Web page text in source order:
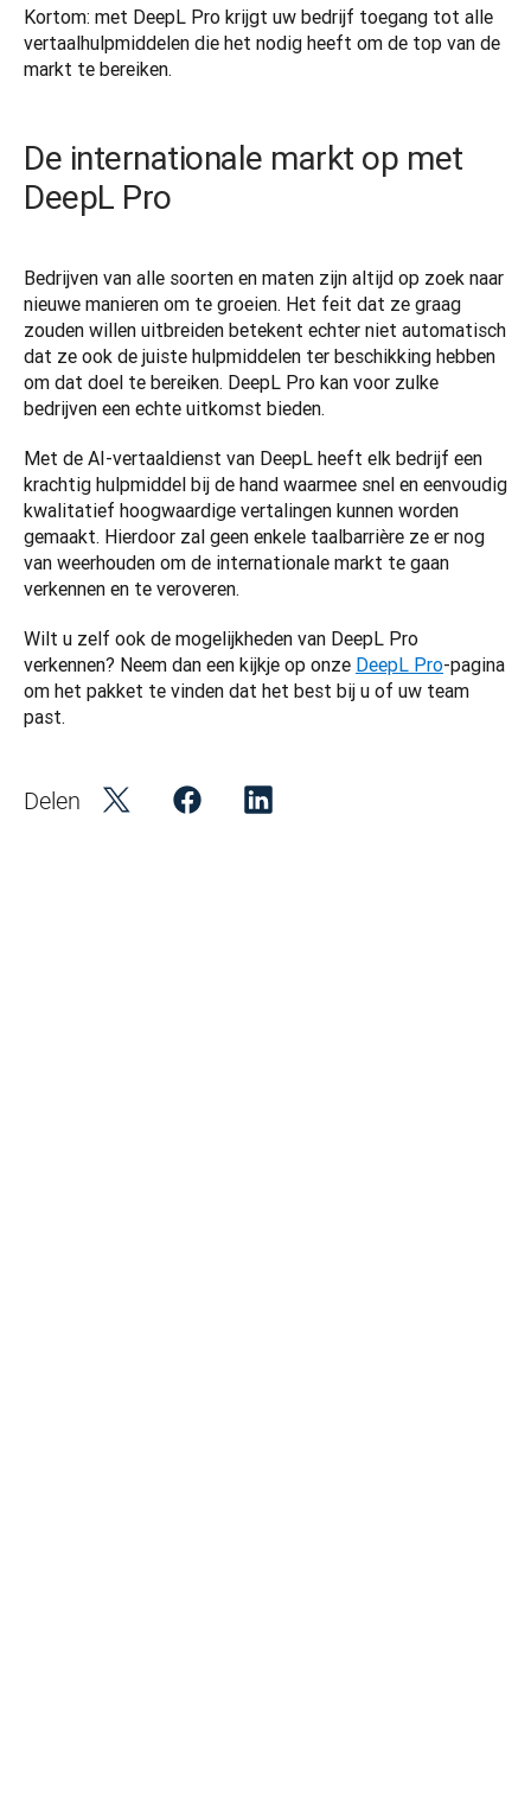
Kortom: met DeepL Pro krijgt uw bedrijf toegang tot alle
vertaalhulpmiddelen die het nodig heeft om de top van de
markt te bereiken.
De internationale markt op met
DeepL Pro
Bedrijven van alle soorten en maten zijn altijd op zoek naar
nieuwe manieren om te groeien. Het feit dat ze graag
zouden willen uitbreiden betekent echter niet automatisch
dat ze ook de juiste hulpmiddelen ter beschikking hebben
om dat doel te bereiken. DeepL Pro kan voor zulke
bedrijven een echte uitkomst bieden.
Met de AI-vertaaldienst van DeepL heeft elk bedrijf een
krachtig hulpmiddel bij de hand waarmee snel en eenvoudig
kwalitatief hoogwaardige vertalingen kunnen worden
gemaakt. Hierdoor zal geen enkele taalbarrière ze er nog
van weerhouden om de internationale markt te gaan
verkennen en te veroveren.
Wilt u zelf ook de mogelijkheden van DeepL Pro
verkennen? Neem dan een kijkje op onze DeepL Pro-pagina
om het pakket te vinden dat het best bij u of uw team
past.
Delen